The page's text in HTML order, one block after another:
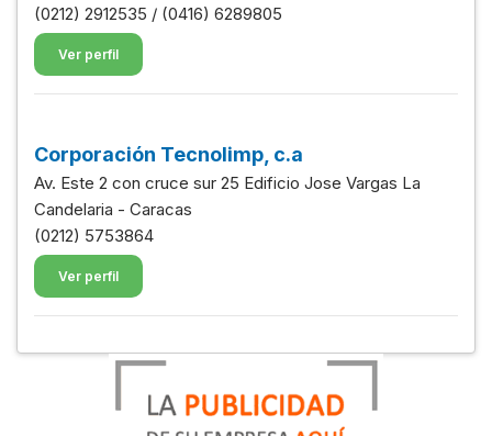
(0212) 2912535 / (0416) 6289805
Ver perfil
Corporación Tecnolimp, c.a
Av. Este 2 con cruce sur 25 Edificio Jose Vargas La
Candelaria - Caracas
(0212) 5753864
Ver perfil